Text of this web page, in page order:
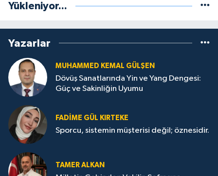
Yükleniyor...
Yazarlar
MUHAMMED KEMAL GÜLŞEN
Dövüş Sanatlarında Yin ve Yang Dengesi:
Güç ve Sakinliğin Uyumu
FADIME GÜL KIRTEKE
Sporcu, sistemin müşterisi değil; öznesidir.
TAMER ALKAN